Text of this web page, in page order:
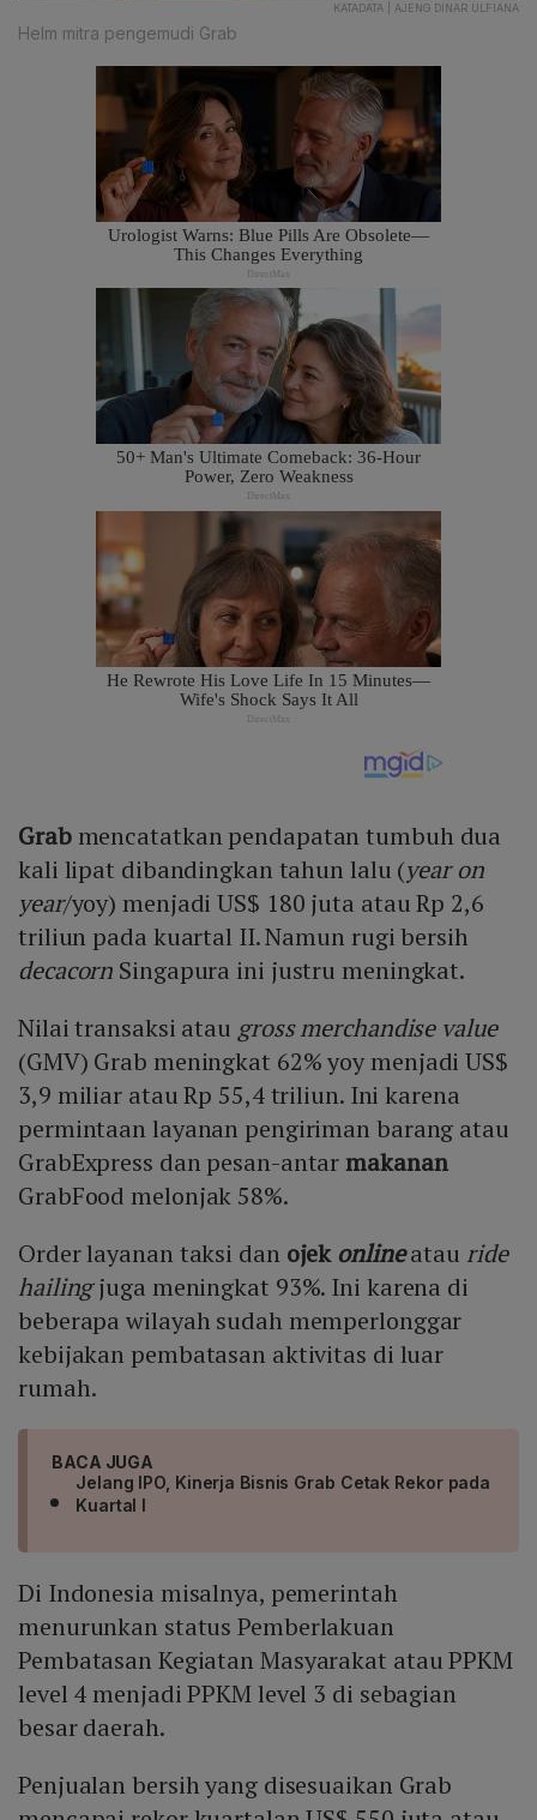
KATADATA | AJENG DINAR ULFIANA
Helm mitra pengemudi Grab
Grabmencatatkan pendapatan tumbuh dua
kali lipat dibandingkan tahun lalu (year on
year/yoy) menjadi US$ 180 juta atau Rp 2,6
triliun pada kuartal II. Namun rugi bersih
decacorn Singapura ini justru meningkat.
Nilai transaksi atau gross merchandise value
(GMV) Grab meningkat 62% yoy menjadi US$
3,9 miliar atau Rp 55,4 triliun. Ini karena
permintaan layanan pengiriman barang atau
GrabExpress dan pesan-antarmakanan
GrabFood melonjak 58%.
Order layanan taksi dan ojek onlineatau ride
hailingjuga meningkat 93%. Ini karena di
beberapa wilayah sudah memperlonggar
kebijakan pembatasan aktivitas di luar
rumah.
BACA JUGA
Jelang IPO, Kinerja Bisnis Grab Cetak Rekor pada
Kuartal I
Di Indonesia misalnya, pemerintah
menurunkan status Pemberlakuan
Pembatasan Kegiatan Masyarakat atau PPKM
level 4 menjadi PPKM level 3 di sebagian
besar daerah.
Penjualan bersih yang disesuaikan Grab